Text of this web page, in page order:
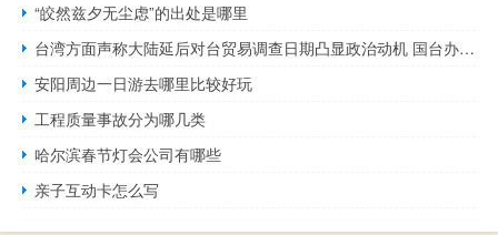
“皎然兹夕无尘虑”的出处是哪里
台湾方面声称大陆延后对台贸易调查日期凸显政治动机 国台办：颠倒是非
安阳周边一日游去哪里比较好玩
工程质量事故分为哪几类
哈尔滨春节灯会公司有哪些
亲子互动卡怎么写